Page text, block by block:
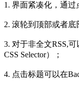
1. 界面紧凑化，通过
2. 滚轮到顶部或者底
3. 对于非全文RSS,
CSS Selector）；
4. 点击标题可以在